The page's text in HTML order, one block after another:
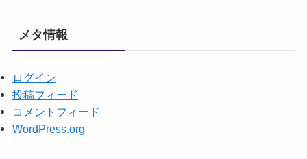
メタ情報
ログイン
投稿フィード
コメントフィード
WordPress.org